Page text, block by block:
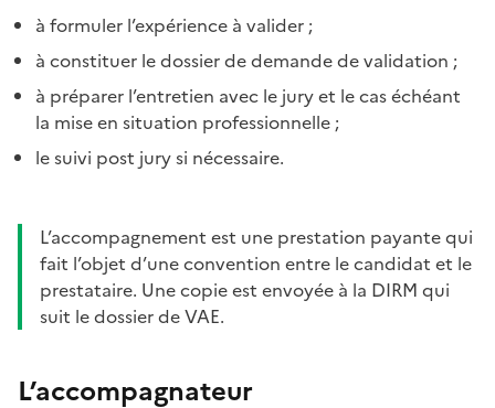
à formuler l’expérience à valider ;
à constituer le dossier de demande de validation ;
à préparer l’entretien avec le jury et le cas échéant
la mise en situation professionnelle ;
le suivi post jury si nécessaire.
L’accompagnement est une prestation payante qui
fait l’objet d’une convention entre le candidat et le
prestataire. Une copie est envoyée à la DIRM qui
suit le dossier de VAE.
L’accompagnateur